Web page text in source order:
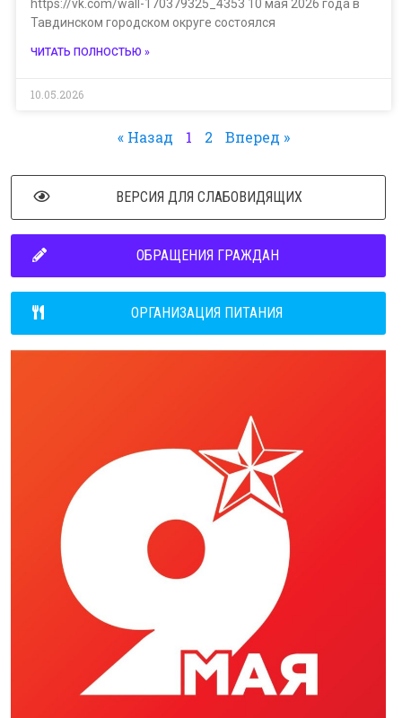
https://vk.com/wall-170379325_4353 10 мая 2026 года в
Тавдинском городском округе состоялся
ЧИТАТЬ ПОЛНОСТЬЮ »
10.05.2026
« Назад 1 2 Вперед »
ВЕРСИЯ ДЛЯ СЛАБОВИДЯЩИХ
ОБРАЩЕНИЯ ГРАЖДАН
ОРГАНИЗАЦИЯ ПИТАНИЯ